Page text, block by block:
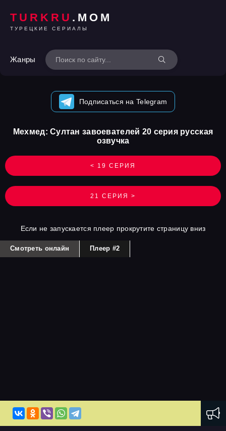
TURKRU .MOM
ТУРЕЦКИЕ СЕРИАЛЫ
Жанры
Подписаться на Telegram
< 19 СЕРИЯ
Мехмед: Султан завоевателей 20 серия русская
озвучка
21 СЕРИЯ >
Если не запускается плеер прокрутите страницу вниз
Смотреть онлайн Плеер #2